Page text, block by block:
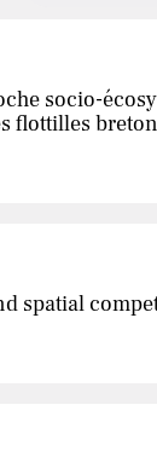
socio-
flottilles
spatial